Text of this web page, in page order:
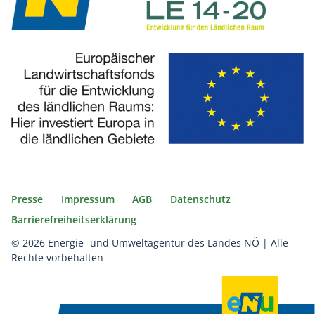
Presse Impressum AGB
Datenschutz
Barrierefreiheitserklärung
© 2026 Energie- und Umweltagentur des Landes NÖ | Alle
Rechte vorbehalten